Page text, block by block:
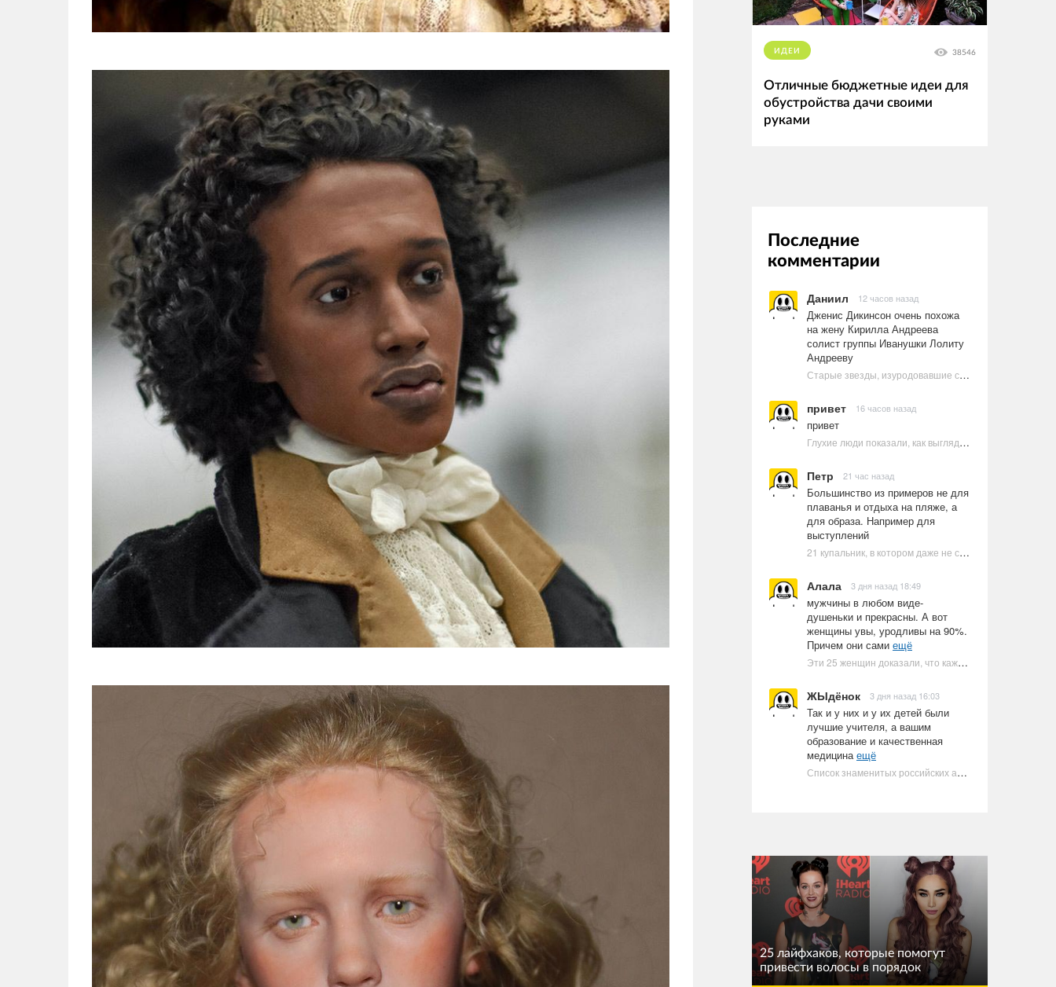
ИДЕИ 38546
Отличные бюджетные идеи для
обустройства дачи своими
руками
Последние
комментарии
Даниил 12 часов назад
Дженис Дикинсон очень похожа
на жену Кирилла Андреева
солист группы Иванушки Лолиту
Андрееву
Старые звезды, изуродовавшие себя пластикой
привет 16 часов назад
привет
Глухие люди показали, как выглядят ругательства на языке жестов
Петр 21 час назад
Большинство из примеров не для
плаванья и отдыха на пляже, а
для образа. Например для
выступлений
21 купальник, в котором даже не стоит пытаться плавать
Алала 3 дня назад 18:49
мужчины в любом виде-
душеньки и прекрасны. А вот
женщины увы, уродливы на 90%.
Причем они сами ещё
Эти 25 женщин доказали, что каждое тело имеет право быть в бикини
ЖЫдёнок 3 дня назад 16:03
Так и у них и у их детей были
лучшие учителя, а вашим
образование и качественная
медицинаещё
Список знаменитых российских артистов-евреев | Ультрамарин
25 лайфхаков, которые помогут
привести волосы в порядок